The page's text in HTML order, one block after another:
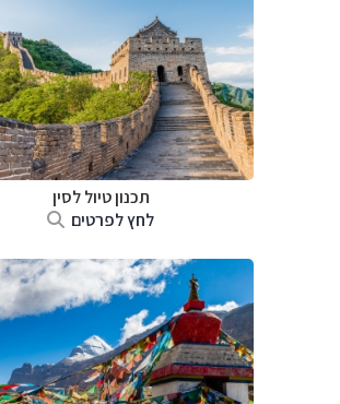
תכנון טיוללסין
לחץ לפרטים